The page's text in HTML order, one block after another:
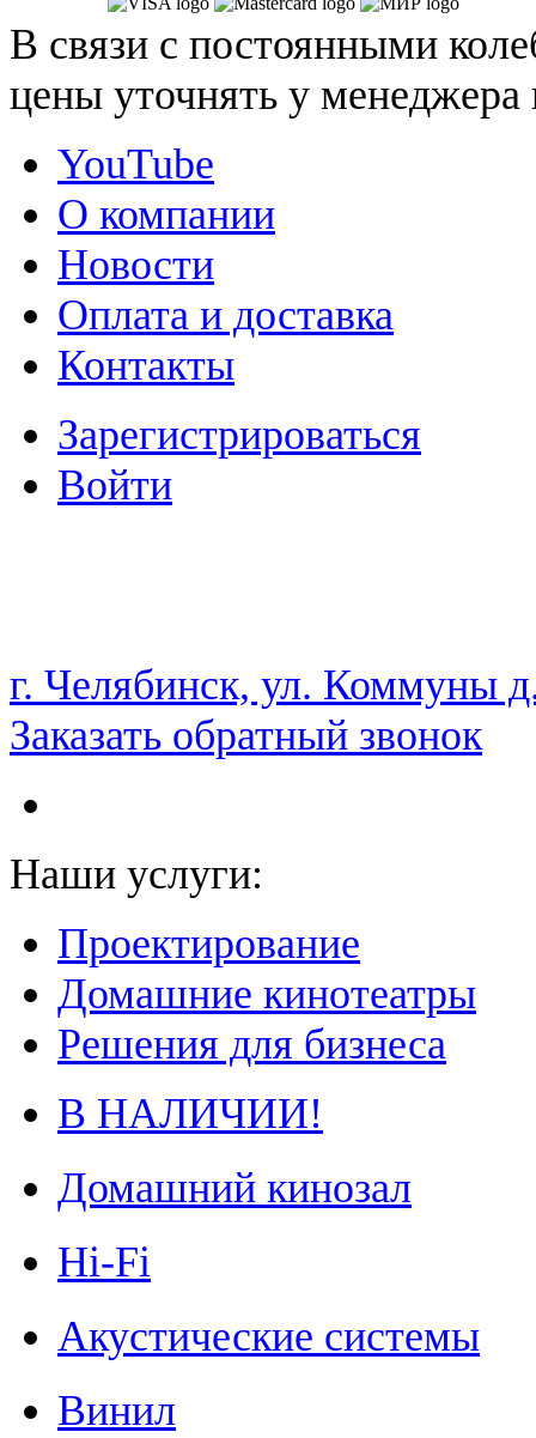
В связи с постоянными
цены уточнять у
YouTube
О компании
Новости
Оплата и доставка
Контакты
Зарегистрироваться
Войти
НАМ ДОВЕРЯЮТ С 2003 ГОДА
г. Челябинск, ул. Коммуны
Заказать обратный звонок
Наши услуги:
Проектирование
Домашние кинотеатры
Решения для бизнеса
В НАЛИЧИИ!
Домашний кинозал
Hi-Fi
Акустические системы
Винил